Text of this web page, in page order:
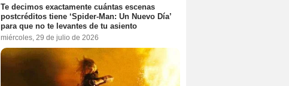
Te decimos exactamente cuántas escenas
postcréditos tiene ‘Spider-Man: Un Nuevo Día’
para que no te levantes de tu asiento
miércoles, 29 de julio de 2026